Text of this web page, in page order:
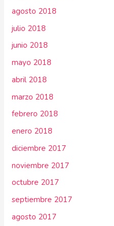
agosto 2018
julio 2018
junio 2018
mayo 2018
abril 2018
marzo 2018
febrero 2018
enero 2018
diciembre 2017
noviembre 2017
octubre 2017
septiembre 2017
agosto 2017